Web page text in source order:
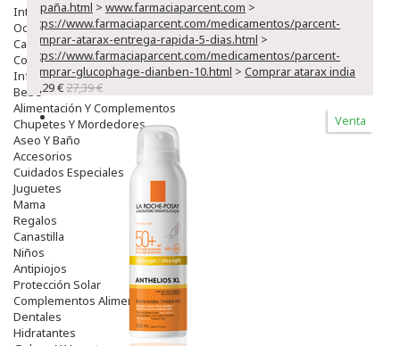
Intima
Ocular
Capilar
Complementos
Infantil
Bebé
Alimentación Y Complementos
Chupetes Y Mordedores
Aseo Y Baño
Accesorios
Cuidados Especiales
Juguetes
Mama
Regalos
Canastilla
Niños
Antipiojos
Protección Solar
Complementos Alimentarios
Dentales
Hidratantes
españa.html > www.farmaciaparcent.com >
https://www.farmaciaparcent.com/medicamentos/parcent-
comprar-atarax-entrega-rapida-5-dias.html >
https://www.farmaciaparcent.com/medicamentos/parcent-
comprar-glucophage-dianben-10.html > Comprar atarax india
23,29 €27,39 €
Venta